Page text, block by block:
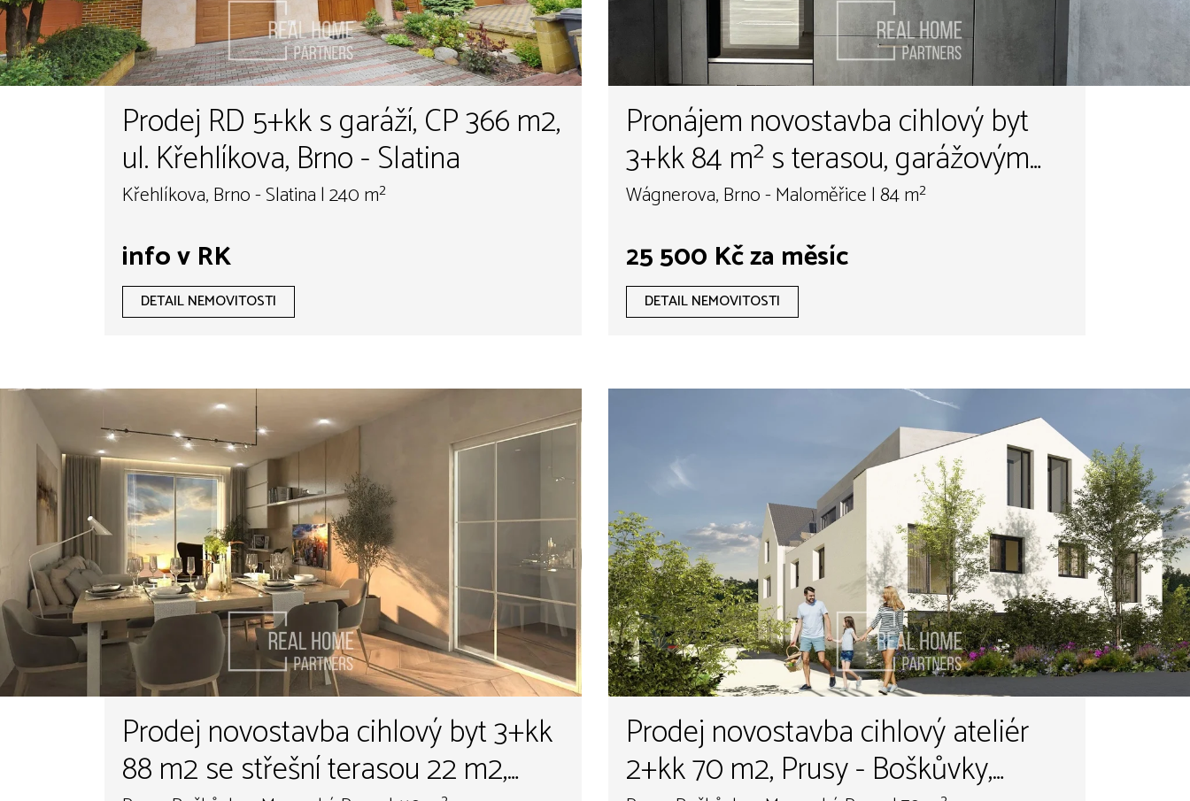
Prodej RD 5+kk s garáží, CP 366 m2,
ul. Křehlíkova, Brno - Slatina
Křehlíkova, Brno - Slatina | 240 m²
info v RK
DETAIL NEMOVITOSTI
Pronájem novostavba cihlový byt
3+kk 84 m² s terasou, garážovým
stáním, Brno - Maloměřice, Obřany
Wágnerova, Brno - Maloměřice | 84 m²
25 500 Kč za měsíc
DETAIL NEMOVITOSTI
Prodej novostavba cihlový byt 3+kk
88 m2 se střešní terasou 22 m2,
Prodej novostavba cihlový ateliér
2+kk 70 m2, Prusy - Boškůvky,